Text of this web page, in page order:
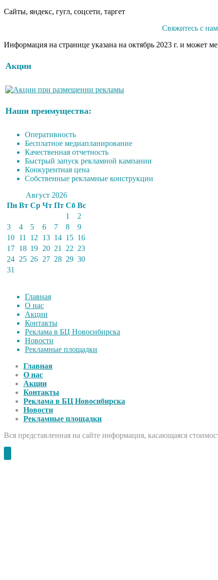
Сайты, яндекс, гугл, соцсети, таргет
Свяжитесь с
Информация на странице указана на октябрь 2023 г. и может
Акции
Наши преимущества:
Оперативность
Бесплатное медиапланирование
Качественная отчетность
Быстрый запуск рекламной кампании
Конкурентная цена
Собственные рекламные конструкции
Август 2026
Пн Вт Ср Чт Пт Сб Вс
1
2
3
4 5 6 7 8
9
10 11 12 13 14 15 16
17 18 19 20 21 22 23
24 25 26 27 28 29 30
31
Главная
О нас
Акции
Контакты
Реклама в БЦ Новосибирска
Новости
Рекламные площадки
Главная
О нас
Акции
Контакты
Реклама в БЦ Новосибирска
Новости
Рекламные площадки
Вся представленная на сайте информация, касающаяся